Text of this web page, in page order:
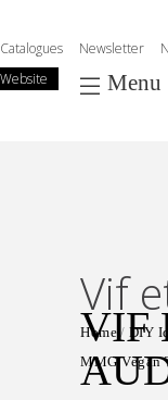
al
contenuto
Catalogues Newsletter
Website
Menu
Vif
Home
DIY
MMG Vegan
VIF